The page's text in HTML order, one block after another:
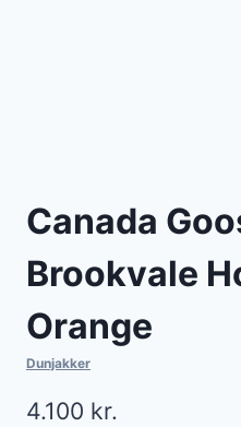
Canada
Brookvale
Orange
Dunjakker
4.100 kr.